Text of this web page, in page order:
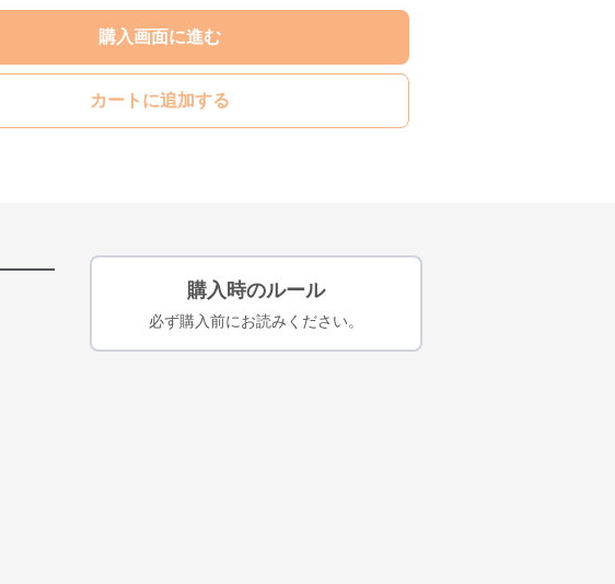
購入画面に進む
カートに追加する
購入時のルール
必ず購入前にお読みください。